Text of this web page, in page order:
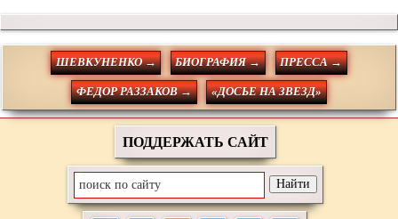
ШЕВКУНЕНКО → БИОГРАФИЯ → ПРЕССА →
ФЕДОР РАЗЗАКОВ → «ДОСЬЕ НА ЗВЕЗД»
ПОДДЕРЖАТЬ САЙТ